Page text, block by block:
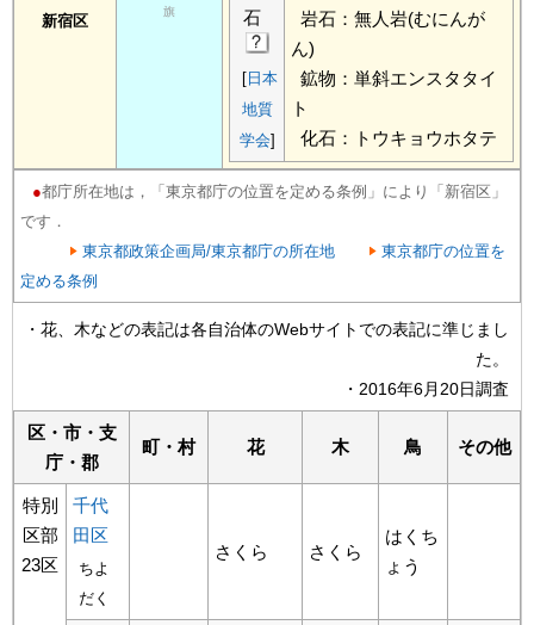
新宿区 旗 石
[日本
地質
学会]
岩石：無人岩(むにんが
ん)
鉱物：単斜エンスタタイ
ト
化石：トウキョウホタテ
●都庁所在地は，「東京都庁の位置を定める条例」により「新宿区」
です．
東京都政策企画局/東京都庁の所在地
東京都庁の位置を
定める条例
・花、木などの表記は各自治体のWebサイトでの表記に準じまし
た。
・2016年6月20日調査
区・市・支
庁・郡
町・村 花 木 鳥 その他
特別
区部
23区
千代
田区
ちよ
だく
さくら さくら
はくち
ょう